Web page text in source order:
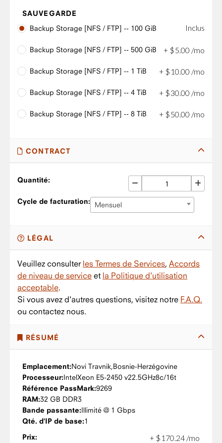
SAUVEGARDE
Backup Storage [NFS / FTP] -- 100 GiB
Inclus
Backup Storage [NFS / FTP] -- 500 GiB + $5.00 /mo
Backup Storage [NFS / FTP] -- 1 TiB + $ 10.00 /mo
Backup Storage [NFS / FTP] -- 4 TiB + $30 00 /mo
Backup Storage [NFS / FTP] -- 8 TiB + $50 00 /mo
CONTRACT
Quantité:
Cycle de facturation: Mensuel
LÉGAL
Veuillez consulter les Termes de Services, Accords
de niveau de service et la Politique d'utilisation
acceptable.
Si vous avez d'autres questions, visitez notre F.A.Q.
ou contactez nous.
RÉSUMÉ
Emplacement:Novi Travnik,Bosnie-Herzégovine
Processeur:IntelXeon E5-2450 v22.5GHz8c/16t
Référence PassMark:9269
RAM:32 GB DDR3
Bande passante:Illimité @ 1 Gbps
Qté. d'IP de base:1
Prix:
+ $ 170 24 /mo